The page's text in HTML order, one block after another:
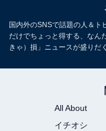
国内外のSNSで話題の人＆ト
だけでちょっと得する、なん
きゃ）損」ニュースが盛りだ
All About
イチオシ